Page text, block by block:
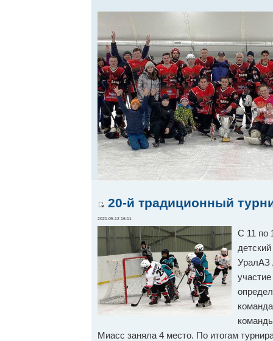
20-й традиционный
2021-05-12 16:11
С 11 по
УралАЗ
Миасс заняла 4 место. По итогам